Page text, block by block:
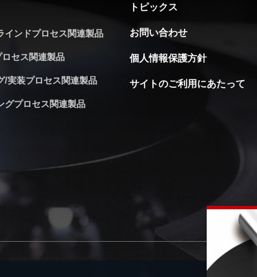
インドプロセス関連製品
セス関連製品
/実装プロセス関連製品
グプロセス関連製品
トピックス
お問い合わせ
個人情報保護方針
サイトのご利用にあたって